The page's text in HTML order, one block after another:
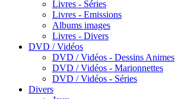
Livres - Séries
Livres - Emissions
Albums images
Livres - Divers
DVD / Vidéos
DVD / Vidéos - Dessins Animes
DVD / Vidéos - Marionnettes
DVD / Vidéos - Séries
Divers